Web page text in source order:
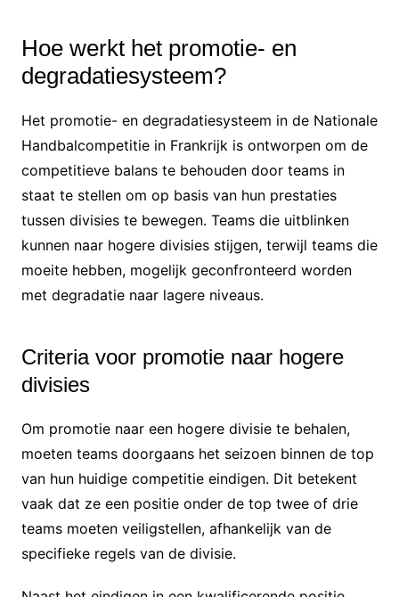
Hoe werkt het promotie- en
degradatiesysteem?
Het promotie- en degradatiesysteem in de Nationale
Handbalcompetitie in Frankrijk is ontworpen om de
competitieve balans te behouden door teams in
staat te stellen om op basis van hun prestaties
tussen divisies te bewegen. Teams die uitblinken
kunnen naar hogere divisies stijgen, terwijl teams die
moeite hebben, mogelijk geconfronteerd worden
met degradatie naar lagere niveaus.
Criteria voor promotie naar hogere
divisies
Om promotie naar een hogere divisie te behalen,
moeten teams doorgaans het seizoen binnen de top
van hun huidige competitie eindigen. Dit betekent
vaak dat ze een positie onder de top twee of drie
teams moeten veiligstellen, afhankelijk van de
specifieke regels van de divisie.